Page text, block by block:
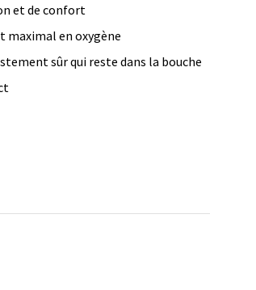
et de confort
maximal en oxygène
sûr qui reste dans la bouche